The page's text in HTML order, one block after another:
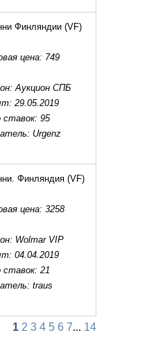
Финляндии (VF)
цена: 749
Аукцион СПБ
29.05.2019
ставок: 95
Urgenz
Финляндия (VF)
цена: 3258
Wolmar VIP
04.04.2019
ставок: 21
traus
1 2 3 4 5 6 7... 14